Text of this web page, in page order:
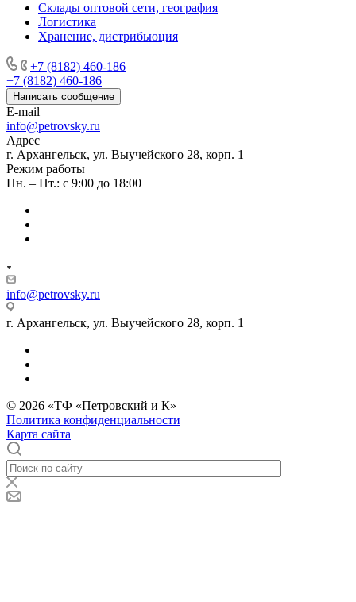
Склады оптовой сети, география
Логистика
Хранение, дистрибьюция
+7 (8182) 460-186
+7 (8182) 460-186
Написать сообщение
E-mail
info@petrovsky.ru
Адрес
г. Архангельск, ул. Выучейского 28, корп. 1
Режим работы
Пн. – Пт.: с 9:00 до 18:00
info@petrovsky.ru
г. Архангельск, ул. Выучейского 28, корп. 1
© 2026 «ТФ «Петровский и К»
Политика конфиденциальности
Карта сайта